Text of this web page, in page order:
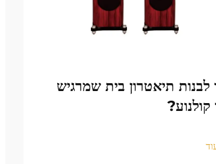
לבנות תיאטרון בית שמרגיש
קולנוע?